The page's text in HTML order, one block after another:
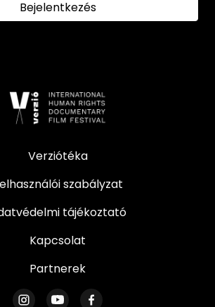
Bejelentkezés
Verziótéka
szabályzat
tájékoztató
Kapcsolat
Partnerek